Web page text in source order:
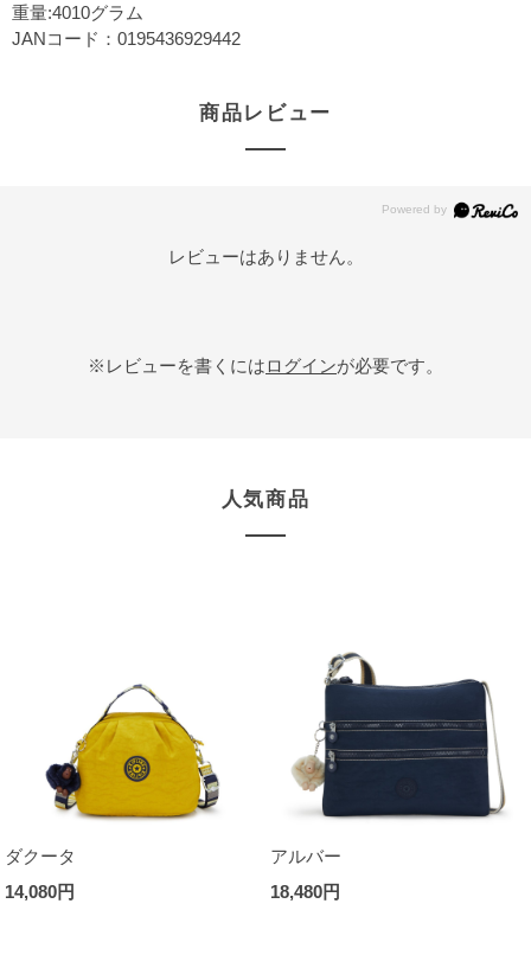
重量:4010グラム
JANコード：0195436929442
商品レビュー
レビューはありません。
※レビューを書くにはログインが必要です。
人気商品
ダクータ
14,080円
アルバー
18,480円